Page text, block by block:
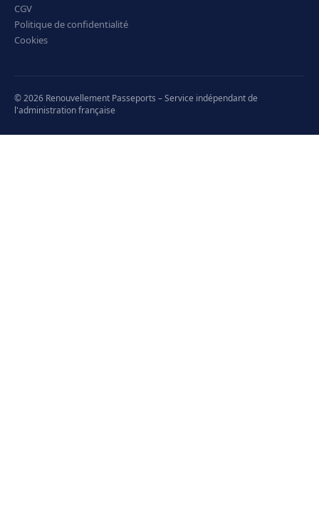
CGV
Politique de confidentialité
Cookies
© 2026 Renouvellement Passeports – Service indépendant de
l'administration française